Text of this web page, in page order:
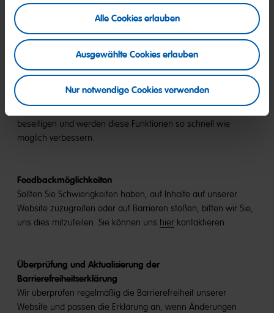
Alle Cookies erlauben
Ausgewählte Cookies erlauben
Nur notwendige Cookies verwenden
entsprechen unter Umständen nicht vollständig den
heutigen Anforderungen. Eine nachträgliche Anpassung
wäre mit einem unverhältnismäßigen wirtschaftlichen
Aufwand verbunden. Neu erstellte Inhalte gestalten wir
fortlaufend barrierefrei.
Wir arbeiten kontinuierlich daran, diese Barrieren zu
beseitigen und werden diese Funktionen so schnell wie
möglich verbessern.
Feedbackmöglichkeiten
Sollten Sie Schwierigkeiten haben, auf Inhalte auf unserer
Website zuzugreifen oder auf Barrieren stoßen, bitten wir Sie,
uns dies mitzuteilen. Sie können uns hier kontaktieren.
Überprüfung und Aktualisierung der
Barrierefreiheitserklärung
Wir überprüfen regelmäßig die Barrierefreiheit unserer
Website und passen die Erklärung an, wenn Änderungen